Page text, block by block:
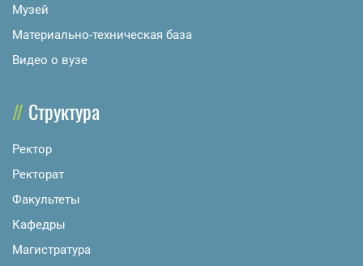
Музей
Материально-техническая база
Видео о вузе
Структура
Ректор
Ректорат
Факультеты
Кафедры
Магистратура